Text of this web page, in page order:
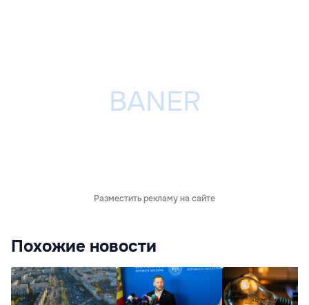
Разместить рекламу на сайте
Похожие новости